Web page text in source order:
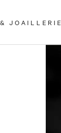
JOAILLERIE